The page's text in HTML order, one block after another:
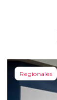
Regionales